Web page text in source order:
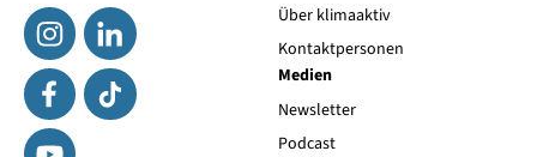
Über klimaaktiv
Kontaktpersonen
Medien
Newsletter
Podcast